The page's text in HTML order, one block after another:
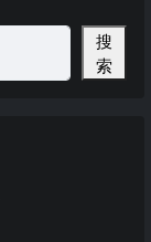
搜
索